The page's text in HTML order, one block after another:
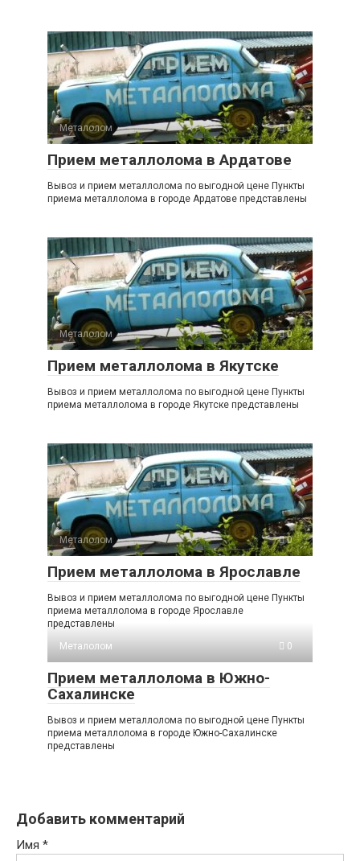
Металолом 0
Прием металлолома в Ардатове
Вывоз и прием металлолома по выгодной цене Пункты
приема металлолома в городе Ардатове представлены
Металолом 0
Прием металлолома в Якутске
Вывоз и прием металлолома по выгодной цене Пункты
приема металлолома в городе Якутске представлены
Металолом 0
Прием металлолома в Ярославле
Вывоз и прием металлолома по выгодной цене Пункты
приема металлолома в городе Ярославле
представлены
Металолом
0
Прием металлолома в Южно-
Сахалинске
Вывоз и прием металлолома по выгодной цене Пункты
приема металлолома в городе Южно-Сахалинске
представлены
Добавить комментарий
Имя *